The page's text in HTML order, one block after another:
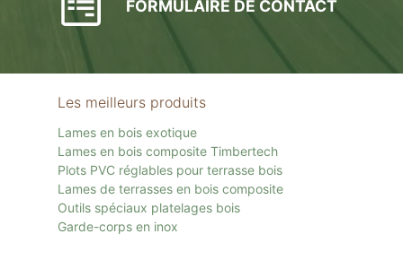
FORMULAIRE DE CONTACT
Les meilleurs produits
Lames en bois exotique
Lames en bois composite Timbertech
Plots PVC réglables pour terrasse bois
Lames de terrasses en bois composite
Outils spéciaux platelages bois
Garde-corps en inox